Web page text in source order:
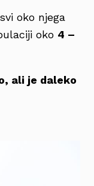
oko njega
oko 4 –
ali je daleko